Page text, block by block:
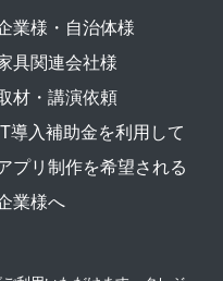
業様・自治体様
具関連会社様
材・講演依頼
IT導入補助金を利用して
プリ制作を希望される
業様へ